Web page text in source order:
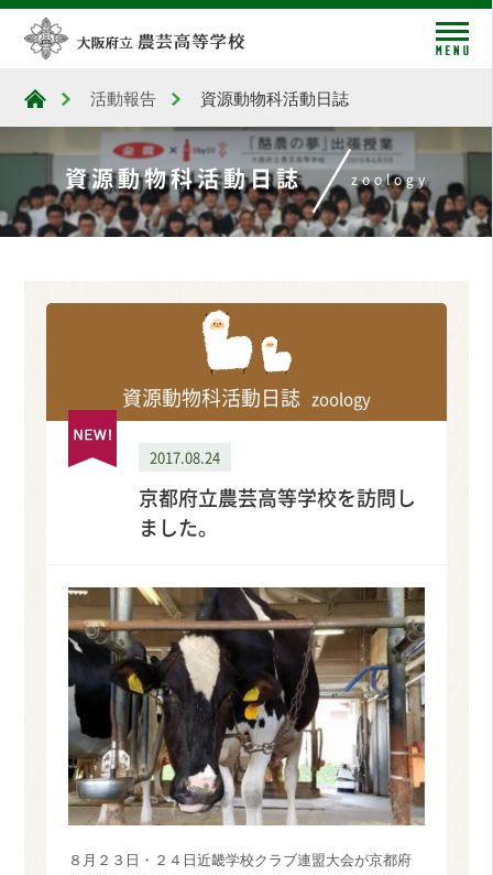
大阪府立農芸高等学校
活動報告 資源動物科活動日誌
資源動物科活動日誌 zoology
資源動物科活動日誌 zoology
2017.08.24
京都府立農芸高等学校を訪問し
ました。
８月２３日・２４日近畿学校クラブ連盟大会が京都府